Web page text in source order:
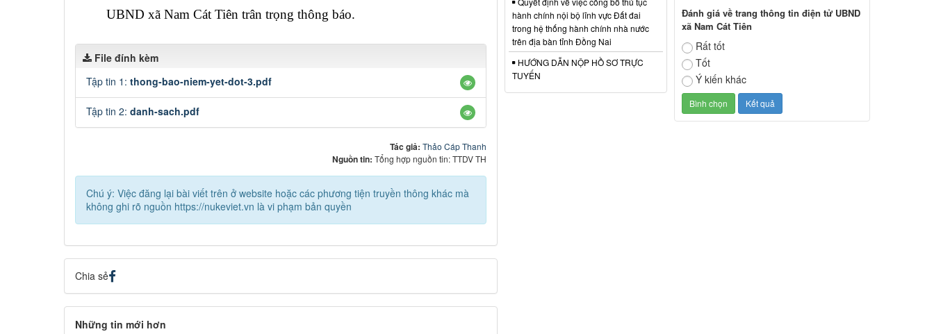
UBND xã Nam Cát Tiên trân trọng thông báo.
File đính kèm
Tập tin 1: thong-bao-niem-yet-dot-3.pdf
Tập tin 2: danh-sach.pdf
Tác giả: Thảo Cáp Thanh
Nguồn tin: Tổng hợp nguồn tin: TTDV TH
Chú ý: Việc đăng lại bài viết trên ở website hoặc các phương tiện truyền thông khác mà
không ghi rõ nguồn https://nukeviet.vn là vi phạm bản quyền
Chia sẻ
Những tin mới hơn
Đánh giá về trang thông tin điện tử UBND
xã Nam Cát Tiên
Rất tốt
Tốt
Ý kiến khác
hành chính nội bộ lĩnh vực Đất đai
trong hệ thống hành chính nhà nước
trên địa bàn tỉnh Đồng Nai
HƯỚNG DẪN NỘP HỒ SƠ TRỰC
TUYẾN